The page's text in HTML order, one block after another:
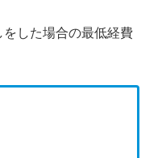
した場合の最低経費